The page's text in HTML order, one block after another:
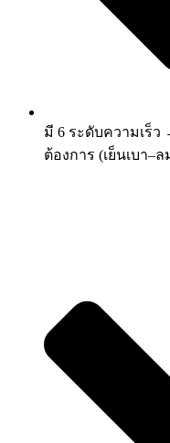
มี 6 ระดับความเร็
ต้องการ (เย็นเบา–ล